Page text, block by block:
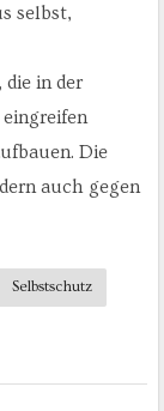
selbst,
in der
Die
auch gegen
Selbstschutz